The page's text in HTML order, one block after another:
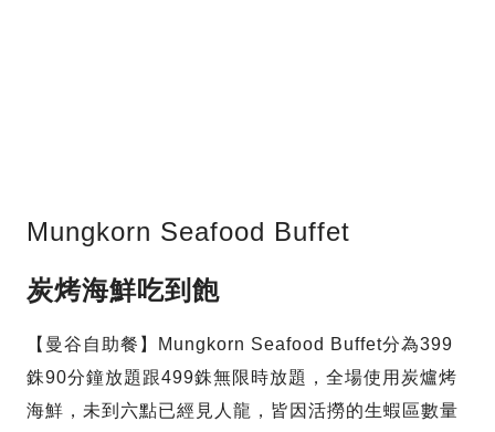
Mungkorn Seafood Buffet
炭烤海鮮吃到飽
【曼谷自助餐】Mungkorn Seafood Buffet分為399
銖90分鐘放題跟499銖無限時放題，全場使用炭爐烤
海鮮，未到六點已經見人龍，皆因活撈的生蝦區數量